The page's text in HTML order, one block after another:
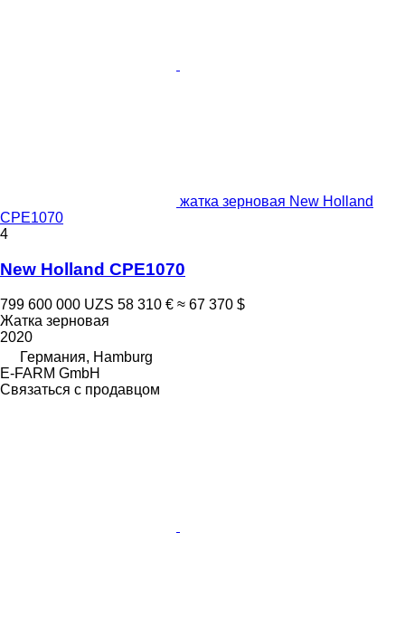
жатка зерновая New Holland
CPE1070
4
New Holland CPE1070
799 600 000 UZS 58 310 € ≈ 67 370 $
Жатка зерновая
2020
Германия, Hamburg
E-FARM GmbH
Связаться с продавцом